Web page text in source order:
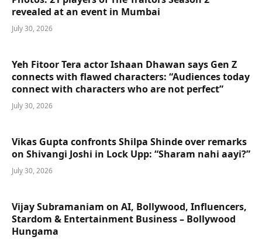
revealed at an event in Mumbai
July 30, 2026
Yeh Fitoor Tera actor Ishaan Dhawan says Gen Z
connects with flawed characters: “Audiences today
connect with characters who are not perfect”
July 30, 2026
Vikas Gupta confronts Shilpa Shinde over remarks
on Shivangi Joshi in Lock Upp: “Sharam nahi aayi?”
July 30, 2026
Vijay Subramaniam on AI, Bollywood, Influencers,
Stardom & Entertainment Business – Bollywood
Hungama